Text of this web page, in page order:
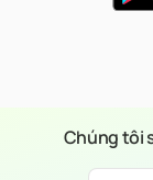
Chúng tôi